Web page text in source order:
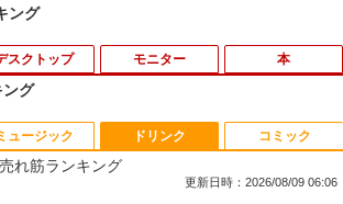
ング
【★最大100%ポイント】富士通 タブレ
ット Q739/第8世代 Core i3/メモリ:4GB/
SSD:128GB/13.3型 フルHD/1920x1080/
スクトップ モニター 本
ルイジアナ近代美術館 ポスター A3
グ
ュージック ドリンク
れ筋ランキング
更新日時：2026/08/09 06:06
コミック